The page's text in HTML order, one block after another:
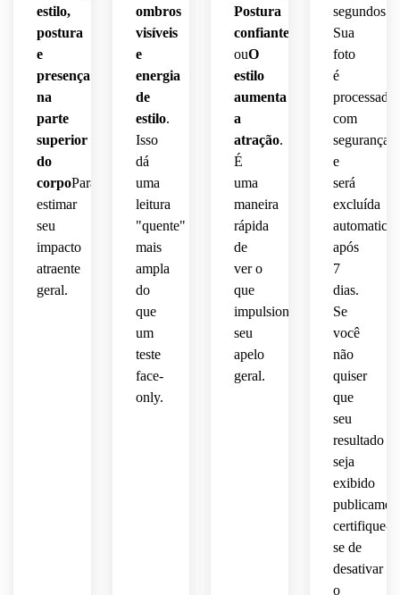
estilo,
postura
e
presença
na
parte
superior
do
corpoPara
estimar
seu
impacto
atraente
geral.
ombros
visíveis
e
energia
de
estilo.
Isso
dá
uma
leitura
"quente"
mais
ampla
do
que
um
teste
face-
only.
Postura
confiante
ouO
estilo
aumenta
a
atração.
É
uma
maneira
rápida
de
ver o
que
impulsiona
seu
apelo
geral.
segundos.
Sua
foto
é
processada
com
segurança
e
será
excluída
após
7
dias.
Se
você
não
quiser
que
seu
resultado
seja
exibido
certifique-
se de
desativar
o